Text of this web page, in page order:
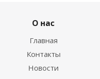
О нас
Главная
Контакты
Новости